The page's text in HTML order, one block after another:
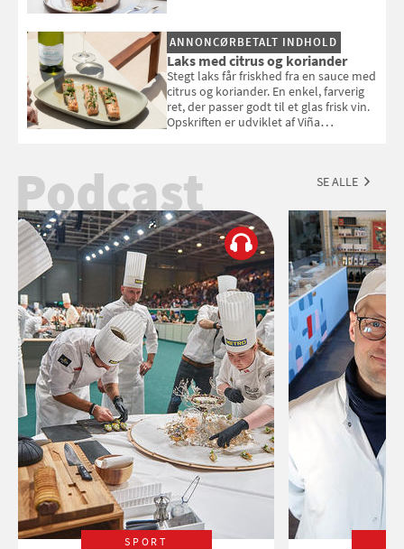
ANNONCØRBETALT INDHOLD
Laks med citrus og koriander
Stegt laks får friskhed fra en sauce med
citrus og koriander. En enkel, farverig
ret, der passer godt til et glas frisk vin.
Opskriften er udviklet af Viña
Podcast SE ALLE
SPORT